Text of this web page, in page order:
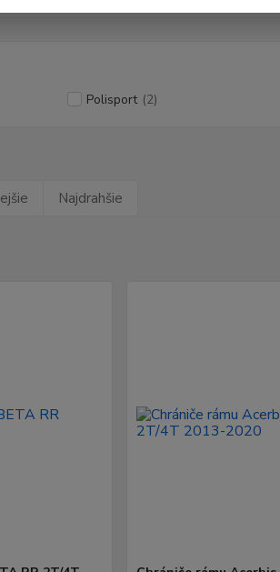
Polisport (2)
Najdrahšie